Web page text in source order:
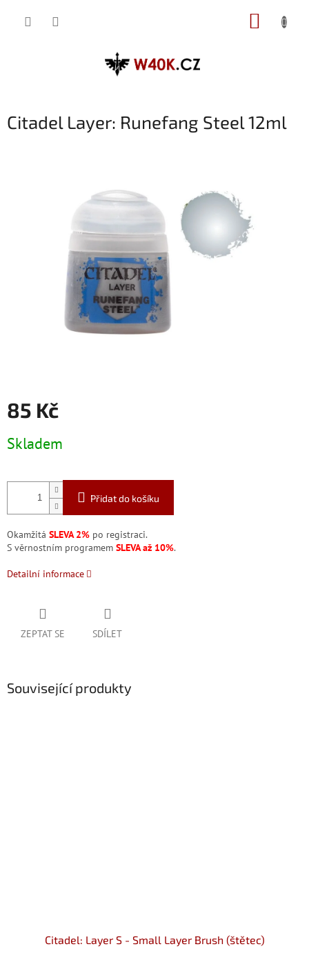
Citadel Layer: Runefang Steel 12ml
85 Kč
cena:
Skladem
Přidat do košíku
Okamžitá SLEVA 2% po registraci.
S věrnostním programem SLEVA až 10%.
Detailní informace
ZEPTAT SE SDÍLET
Související produkty
Citadel: Layer S - Small Layer Brush (štětec)